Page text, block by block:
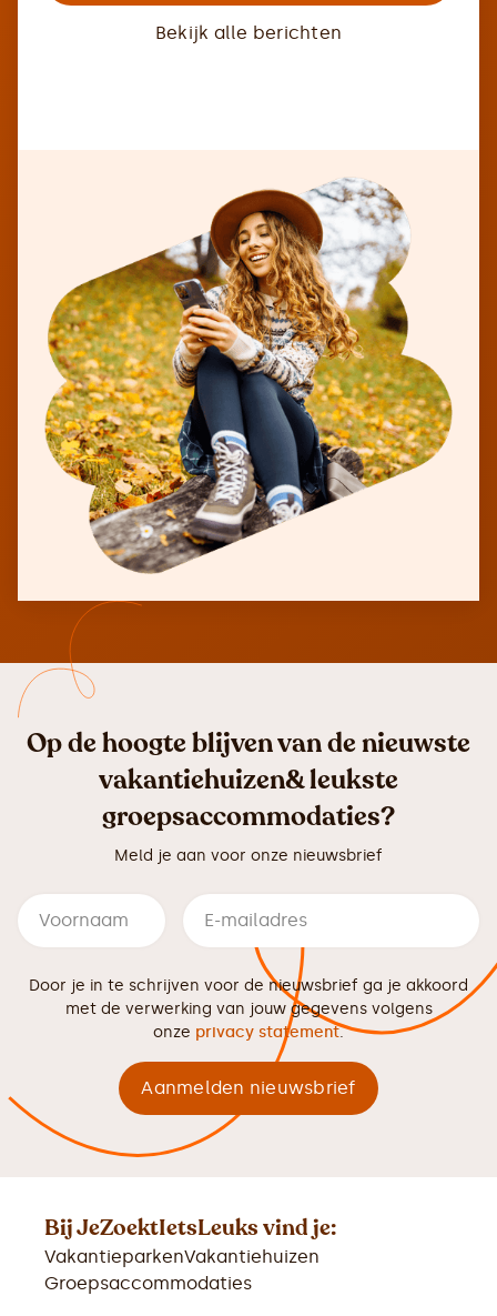
Bekijk alle berichten
Op de hoogte blijven van de nieuwste
vakantiehuizen& leukste
groepsaccommodaties?
Meld je aan voor onze nieuwsbrief
Door je in te schrijven voor de nieuwsbrief ga je akkoord
met de verwerking van jouw gegevens volgens
onze privacy statement.
Bij JeZoektIetsLeuks vind je:
VakantieparkenVakantiehuizen
Groepsaccommodaties